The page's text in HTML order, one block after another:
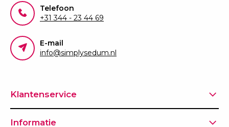
Telefoon
+31 344 - 23 44 69
E-mail
info@simplysedum.nl
Klantenservice
Informatie